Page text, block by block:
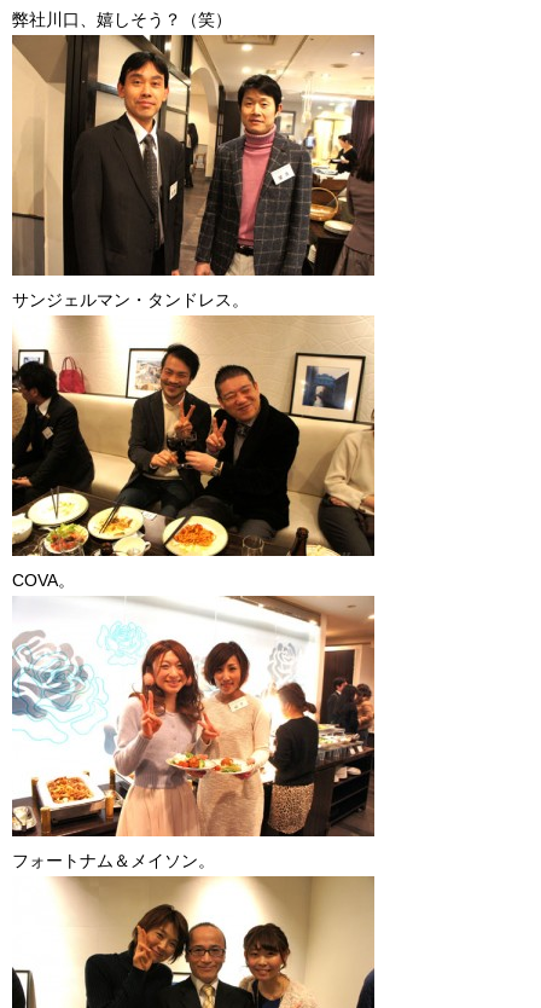
弊社川口、嬉しそう？（笑）
サンジェルマン・タンドレス。
COVA。
フォートナム＆メイソン。